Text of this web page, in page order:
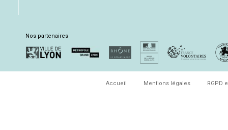
Nos partenaires
Accueil Mentions légales RGPD